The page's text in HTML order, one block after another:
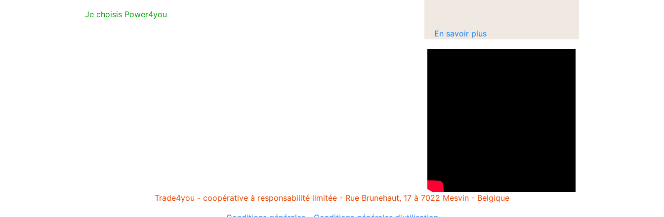
Je choisis Power4you
En savoir plus
Trade4you - coopérative à responsabilité limitée - Rue Brunehaut, 17 à 7022 Mesvin - Belgique